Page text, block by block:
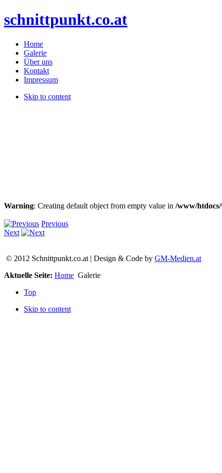
schnittpunkt.co.at
Home
Galerie
Über uns
Kontakt
Impressum
Skip to content
Warning: Creating default object from empty value in /www/
Previous
Next
© 2012 Schnittpunkt.co.at | Design & Code by GM-Medien.at
Aktuelle Seite: Home Galerie
Top
Skip to content